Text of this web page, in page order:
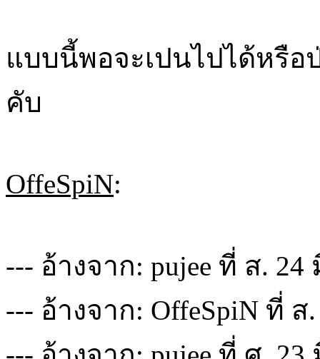
แบบนี้พอจะเปนไปได้หรือ
คับ
OffeSpiN:
--- อ้างจาก: pujee ที่ ส. 24
--- อ้างจาก: OffeSpiN ที่ ส